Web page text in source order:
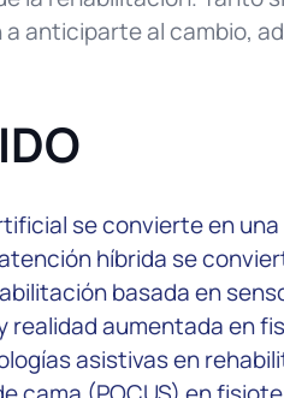
anticiparte al cambio,
se convierte en
híbrida se
basada en
realidad aumentada en
asistivas en